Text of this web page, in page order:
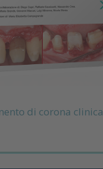
di corona clinica